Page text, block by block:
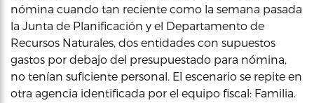
nómina cuando tan reciente como la semana pasada
la Junta de Planificación y el Departamento de
Recursos Naturales, dos entidades con supuestos
gastos por debajo del presupuestado para nómina,
no tenían suficiente personal. El escenario se repite en
otra agencia identificada por el equipo fiscal: Familia.